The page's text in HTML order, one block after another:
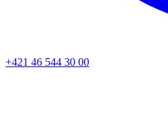
+421 46 544 30 00